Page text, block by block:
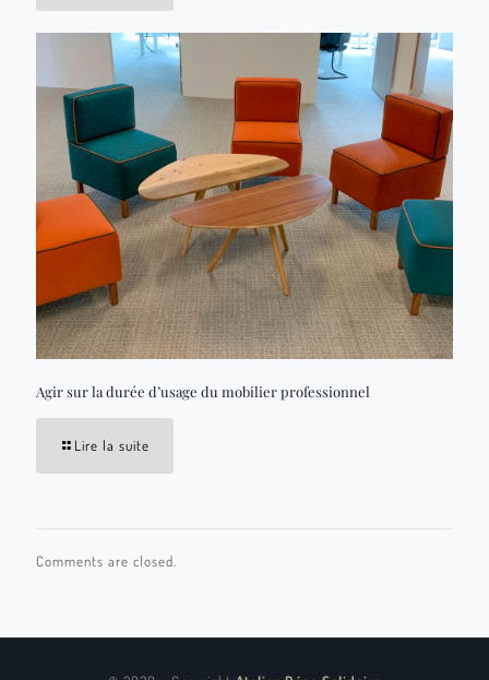
Agir sur la durée d’usage du mobilier professionnel
Lire la suite
Comments are closed.